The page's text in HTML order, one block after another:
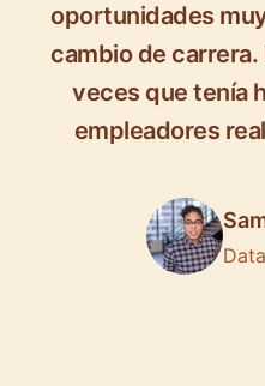
oportunidades
cambio de
veces que tenía
empleadores